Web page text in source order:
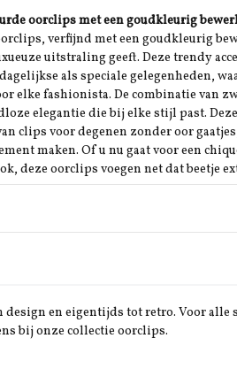
oorclips met een goudkleurig
verfijnd met een goudkleurig
uitstraling geeft. Deze trendy
als speciale gelegenheden,
elke fashionista. De combinatie van
elegantie die bij elke stijl past.
clips voor degenen zonder oor
maken. Of u nu gaat voor een
deze oorclips voegen net dat beetje
en eigentijds tot retro. Voor alle
bij onze collectie oorclips.